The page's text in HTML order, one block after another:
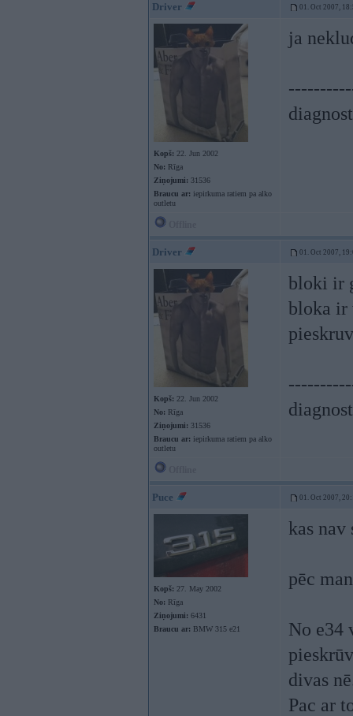
Driver 01. Oct 2007,
Kopš: 22. Jun 2002
No: Rīga
Ziņojumi: 31536
Braucu ar: iepirkuma ratiem pa alko
outletu
ja
Driver 01. Oct 2007,
Kopš: 22. Jun 2002
No: Rīga
Ziņojumi: 31536
Braucu ar: iepirkuma ratiem pa alko
outletu
bloki ir
bloka ir
Puce 01. Oct 2007,
Kopš: 27. May 2002
No: Rīga
Ziņojumi: 6431
Braucu ar: BMW 315 e21
kas nav
pēc
No e34
divas
Pac ar